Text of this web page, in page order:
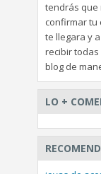
tendrás que
confirmar tu
te llegara y
recibir
blog de
LO +